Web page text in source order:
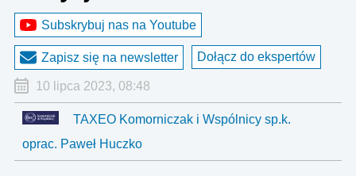
Subskrybuj nas na Youtube
Zapisz się na newsletter Dołącz do ekspertów
10 lipca 2023, 08:48
TAXEO Komorniczak i Wspólnicy sp.k.
oprac. Paweł Huczko